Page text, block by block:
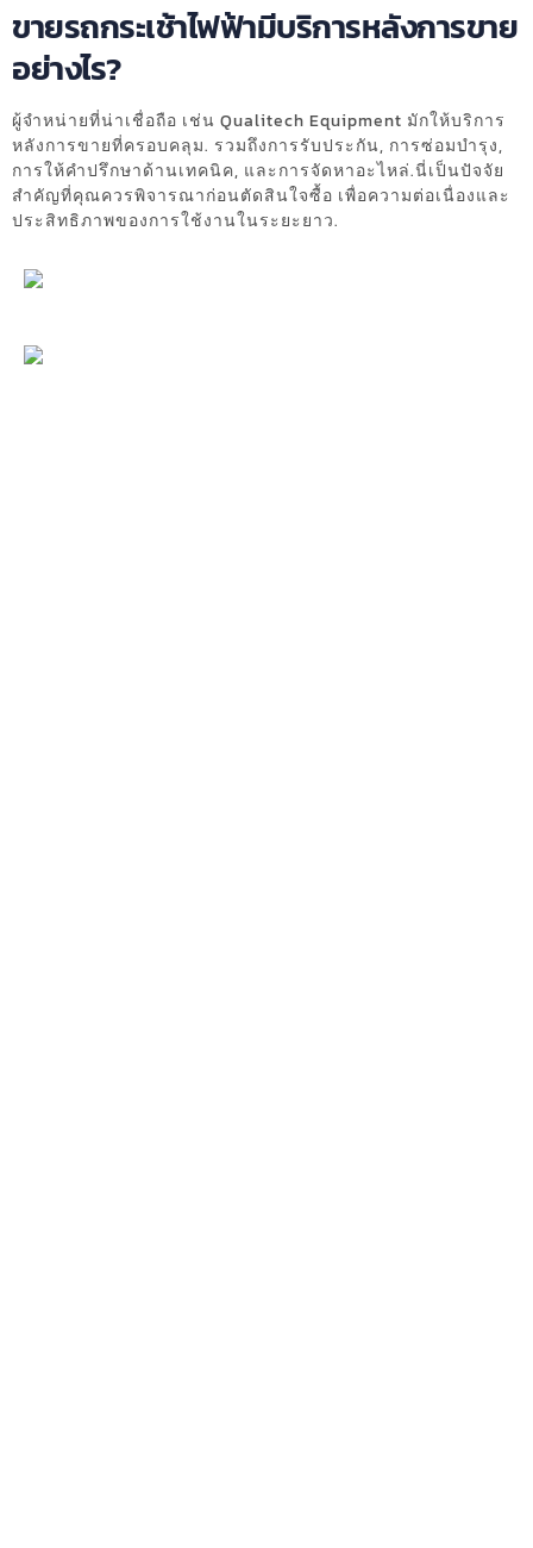
ขายรถกระเช้าไฟฟ้ามีบริการหลังการขาย
อย่างไร?
ผู้จำหน่ายที่น่าเชื่อถือ เช่น Qualitech Equipment มักให้บริการ
หลังการขายที่ครอบคลุม. รวมถึงการรับประกัน, การซ่อมบำรุง,
การให้คำปรึกษาด้านเทคนิค, และการจัดหาอะไหล่.นี่เป็นปัจจัย
สำคัญที่คุณควรพิจารณาก่อนตัดสินใจซื้อ เพื่อความต่อเนื่องและ
ประสิทธิภาพของการใช้งานในระยะยาว.